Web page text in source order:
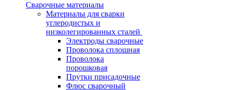
Сварочные материалы
Материалы для сварки
углеродистых и
низколегированных сталей
Электроды сварочные
Проволока сплошная
Проволока
порошковая
Прутки присадочные
Флюс сварочный